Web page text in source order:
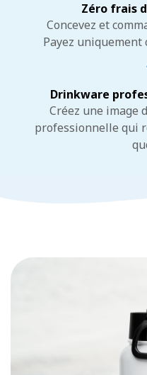
Zéro frais
Concevez et
Payez uniquement
Drinkware
Créez une image
professionnelle qui